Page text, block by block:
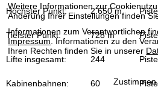
Weitere Informationen zur
Änderung Ihrer Einstellungen finden
Informationen zum Verantwortlichen
Impressum. Informationen zu den
Ihren Rechten finden Sie in unserer
Zustimmen
t
s
Höchster Punkt: 2.650 m
Tiefster Punkt: 728 m
Lifte insgesamt: 244
Kabinenbahnen: 60